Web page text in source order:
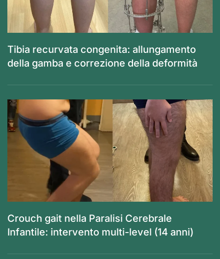
Tibia recurvata congenita: allungamento
della gamba e correzione della deformità
Crouch gait nella Paralisi Cerebrale
Infantile: intervento multi-level (14 anni)